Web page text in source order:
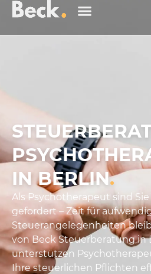
IN BERLIN.
Als Psychotherapeut sind
gefordert – Zeit für
Steuerangelegenheiten
von Beck Steuerberatung in
unterstützen
Ihre steuerlichen Pflichten